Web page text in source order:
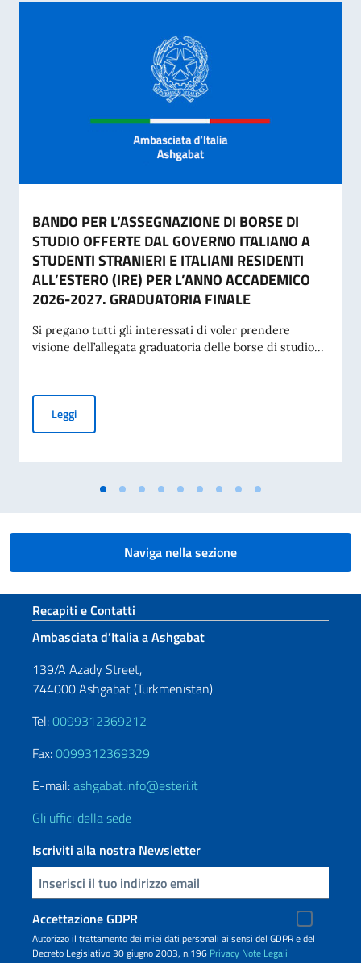
BANDO PER L’ASSEGNAZIONE DI BORSE DI
STUDIO OFFERTE DAL GOVERNO ITALIANO A
STUDENTI STRANIERI E ITALIANI RESIDENTI
ALL’ESTERO (IRE) PER L’ANNO ACCADEMICO
2026-2027. GRADUATORIA FINALE
Si pregano tutti gli interessati di voler prendere
visione dell’allegata graduatoria delle borse di studio...
LeggiBANDO PER L’ASSEGNAZIONE DI BORSE DI STUDIO
Naviga nella sezione
Sezione footer
Recapiti e Contatti
Ambasciata d’Italia a Ashgabat
139/A Azady Street,
744000 Ashgabat (Turkmenistan)
Tel:0099312369212
Fax:0099312369329
E-mail:ashgabat.info@esteri.it
Gli uffici della sede
Iscriviti alla nostra Newsletter
Inserisci la tua email
Accettazione GDPR
Autorizzo il trattamento dei miei dati personali ai sensi del GDPR e del
Decreto Legislativo 30 giugno 2003, n.196 Privacy Note Legali